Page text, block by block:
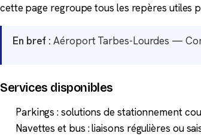
cette page regroupe tous les repères utiles
En bref : Aéroport Tarbes-Lourdes —
Services disponibles
Parkings : solutions de stationnement
Navettes et bus : liaisons régulières ou